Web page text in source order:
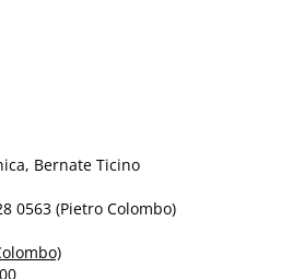
Bernate Ticino
0563 (Pietro Colombo)